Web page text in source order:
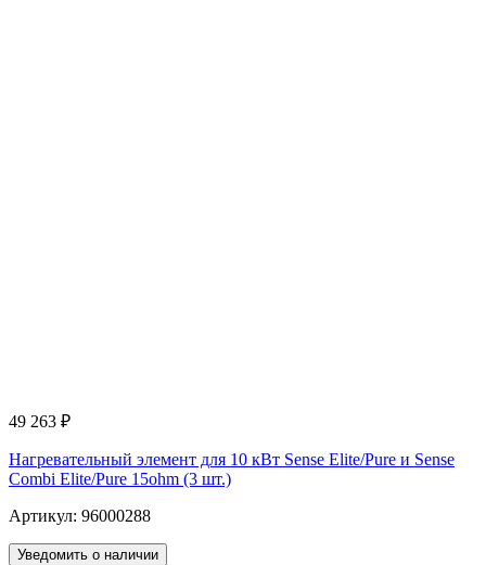
49 263 ₽
Нагревательный элемент для 10 кВт Sense Elite/Pure и Sense
Combi Elite/Pure 15ohm (3 шт.)
Артикул: 96000288
Уведомить о наличии